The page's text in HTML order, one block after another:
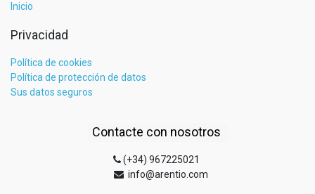
Inicio
Privacidad
Política de cookies
Política de protección de datos
Sus datos seguros
Contacte con nosotros
(+34) 967225021
info@arentio.com